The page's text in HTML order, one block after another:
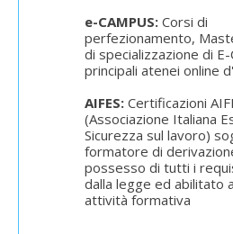
e-CAMPUS: Corsi di
perfezionamento,
di specializzazione di
principali atenei online
AIFES: Certificazioni
(Associazione Italiana
Sicurezza sul lavoro)
formatore di
possesso di tutti i
dalla legge ed abilitato
attività formativa